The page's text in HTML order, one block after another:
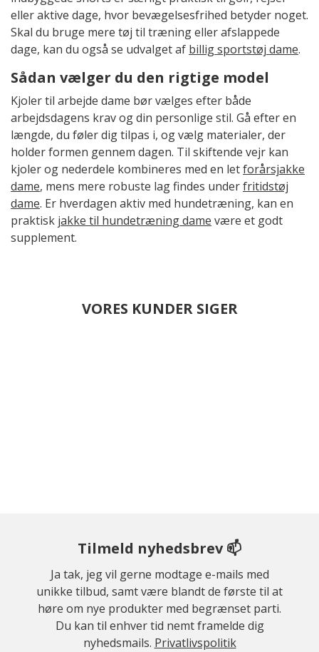
eller aktive dage, hvor bevægelsesfrihed betyder noget.
Skal du bruge mere tøj til træning eller afslappede
dage, kan du også se udvalget af billig sportstøj dame.
Sådan vælger du den rigtige model
Kjoler til arbejde dame bør vælges efter både
arbejdsdagens krav og din personlige stil. Gå efter en
længde, du føler dig tilpas i, og vælg materialer, der
holder formen gennem dagen. Til skiftende vejr kan
kjoler og nederdele kombineres med en letforårsjakke
dame, mens mere robuste lag findes underfritidstøj
dame. Er hverdagen aktiv med hundetræning, kan en
praktisk jakke til hundetræning dame være et godt
supplement.
VORES KUNDER SIGER
Tilmeld nyhedsbrev 📫
Ja tak, jeg vil gerne modtage e-mails med
unikke tilbud, samt være blandt de første til at
høre om nye produkter med begrænset parti.
Du kan til enhver tid nemt framelde dig
nyhedsmails. Privatlivspolitik